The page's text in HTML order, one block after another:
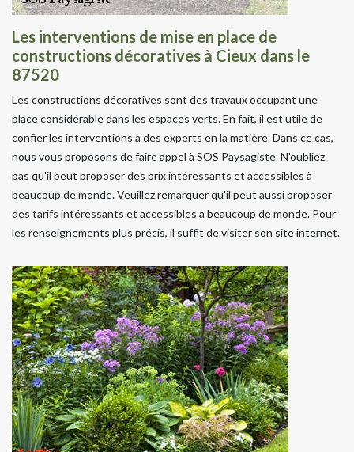
Les interventions de mise en place de
constructions décoratives à Cieux dans le
87520
Les constructions décoratives sont des travaux occupant une
place considérable dans les espaces verts. En fait, il est utile de
confier les interventions à des experts en la matière. Dans ce cas,
nous vous proposons de faire appel à SOS Paysagiste. N'oubliez
pas qu'il peut proposer des prix intéressants et accessibles à
beaucoup de monde. Veuillez remarquer qu'il peut aussi proposer
des tarifs intéressants et accessibles à beaucoup de monde. Pour
les renseignements plus précis, il suffit de visiter son site internet.